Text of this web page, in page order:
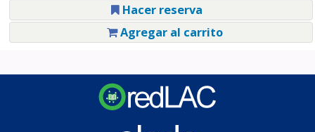
Hacer reserva
Agregar al carrito